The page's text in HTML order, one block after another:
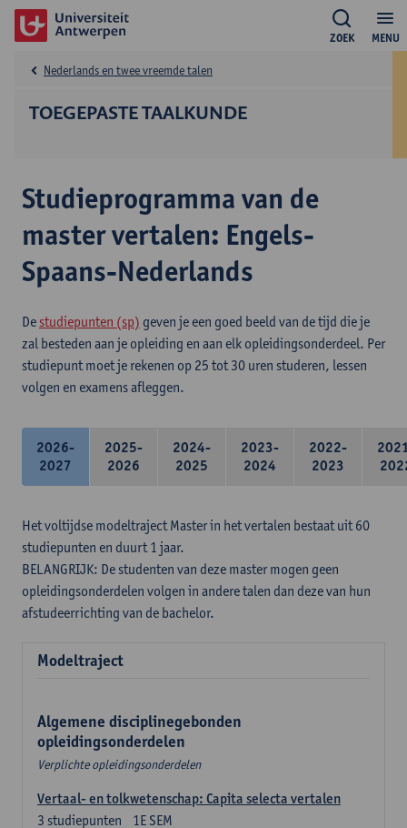
MENU
ZOEK
TOEGEPASTE TAALKUNDE
Nederlands en twee vreemde talen
Studieprogramma van de
master vertalen: Engels-
Spaans-Nederlands
De studiepunten (sp) geven je een goed beeld van de tijd die je
zal besteden aan je opleiding en aan elk opleidingsonderdeel. Per
studiepunt moet je rekenen op 25 tot 30 uren studeren, lessen
volgen en examens afleggen.
2026-
2027
2025-
2026
2024-
2025
2023-
2024
2022-
2023
Het voltijdse modeltraject Master in het vertalen bestaat uit 60
studiepunten en duurt 1 jaar.
BELANGRIJK: De studenten van deze master mogen geen
opleidingsonderdelen volgen in andere talen dan deze van hun
afstudeerrichting van de bachelor.
Modeltraject
Algemene disciplinegebonden
opleidingsonderdelen
Verplichte opleidingsonderdelen
Vertaal- en tolkwetenschap: Capita selecta vertalen
1E SEM
3 studiepunten